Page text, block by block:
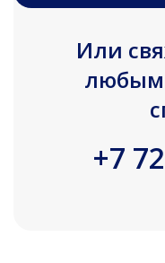
Или
любым
+7